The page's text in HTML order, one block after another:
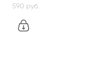
590 pуб.